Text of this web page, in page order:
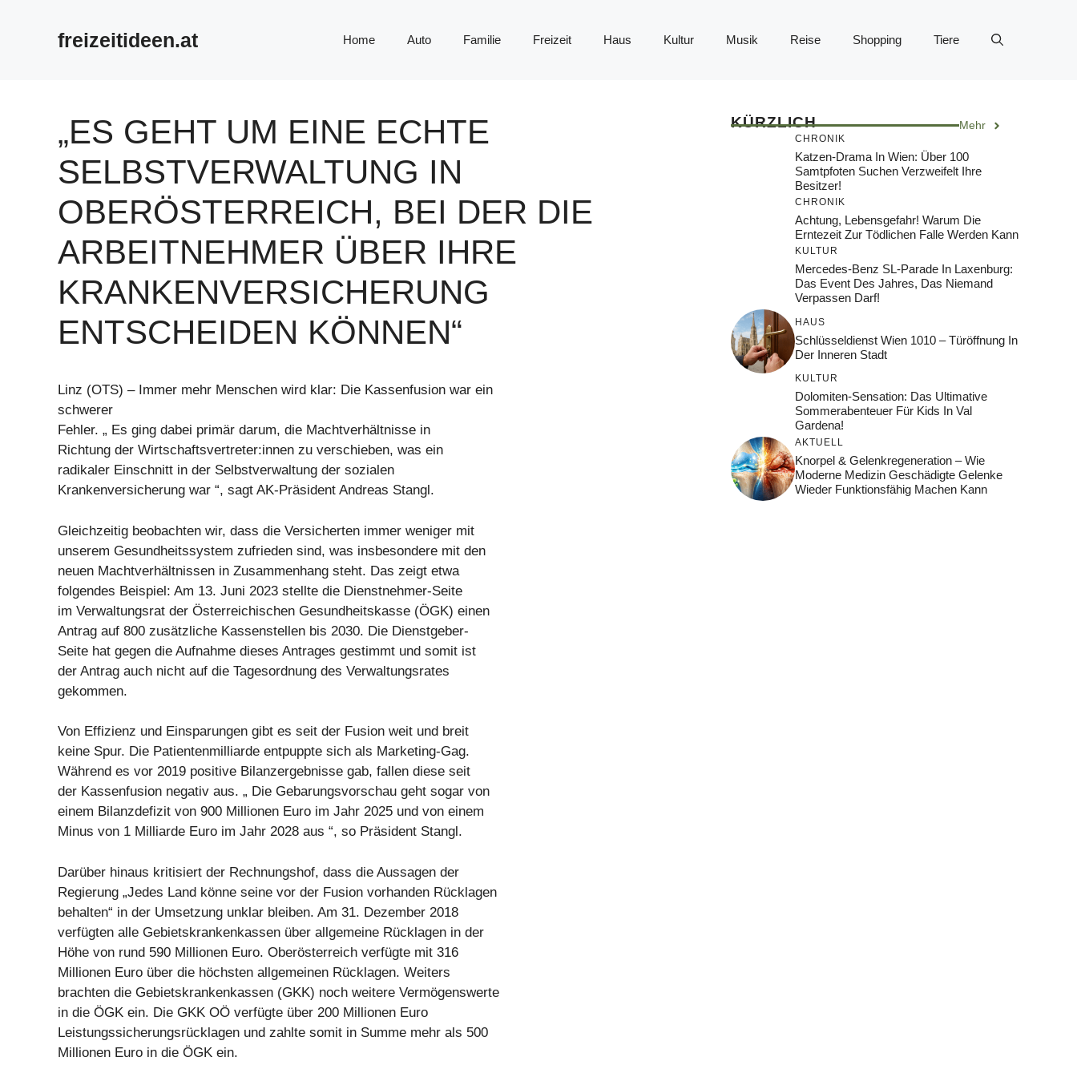
freizeitideen.at Home Auto Familie Freizeit Haus Kultur Musik Reise Shopping Tiere
„ES GEHT UM EINE ECHTE
SELBSTVERWALTUNG IN
OBERÖSTERREICH, BEI DER DIE
ARBEITNEHMER ÜBER IHRE
KRANKENVERSICHERUNG
ENTSCHEIDEN KÖNNEN“
Linz (OTS) – Immer mehr Menschen wird klar: Die Kassenfusion war ein
schwerer
Fehler. „ Es ging dabei primär darum, die Machtverhältnisse in
Richtung der Wirtschaftsvertreter:innen zu verschieben, was ein
radikaler Einschnitt in der Selbstverwaltung der sozialen
Krankenversicherung war “, sagt AK-Präsident Andreas Stangl.
Gleichzeitig beobachten wir, dass die Versicherten immer weniger mit
unserem Gesundheitssystem zufrieden sind, was insbesondere mit den
neuen Machtverhältnissen in Zusammenhang steht. Das zeigt etwa
folgendes Beispiel: Am 13. Juni 2023 stellte die Dienstnehmer-Seite
im Verwaltungsrat der Österreichischen Gesundheitskasse (ÖGK) einen
Antrag auf 800 zusätzliche Kassenstellen bis 2030. Die Dienstgeber-
Seite hat gegen die Aufnahme dieses Antrages gestimmt und somit ist
der Antrag auch nicht auf die Tagesordnung des Verwaltungsrates
gekommen.
Von Effizienz und Einsparungen gibt es seit der Fusion weit und breit
keine Spur. Die Patientenmilliarde entpuppte sich als Marketing-Gag.
Während es vor 2019 positive Bilanzergebnisse gab, fallen diese seit
der Kassenfusion negativ aus. „ Die Gebarungsvorschau geht sogar von
einem Bilanzdefizit von 900 Millionen Euro im Jahr 2025 und von einem
Minus von 1 Milliarde Euro im Jahr 2028 aus “, so Präsident Stangl.
Darüber hinaus kritisiert der Rechnungshof, dass die Aussagen der
Regierung „Jedes Land könne seine vor der Fusion vorhanden Rücklagen
behalten“ in der Umsetzung unklar bleiben. Am 31. Dezember 2018
verfügten alle Gebietskrankenkassen über allgemeine Rücklagen in der
Höhe von rund 590 Millionen Euro. Oberösterreich verfügte mit 316
Millionen Euro über die höchsten allgemeinen Rücklagen. Weiters
brachten die Gebietskrankenkassen (GKK) noch weitere Vermögenswerte
in die ÖGK ein. Die GKK OÖ verfügte über 200 Millionen Euro
Leistungssicherungsrücklagen und zahlte somit in Summe mehr als 500
Millionen Euro in die ÖGK ein.
KÜRZLICH Mehr
CHRONIK
Katzen-Drama In Wien: Über 100
Samtpfoten Suchen Verzweifelt Ihre
Besitzer!
CHRONIK
Achtung, Lebensgefahr! Warum Die
Erntezeit Zur Tödlichen Falle Werden Kann
KULTUR
Mercedes-Benz SL-Parade In Laxenburg:
Das Event Des Jahres, Das Niemand
Verpassen Darf!
HAUS
Schlüsseldienst Wien 1010 – Türöffnung In
Der Inneren Stadt
KULTUR
Dolomiten-Sensation: Das Ultimative
Sommerabenteuer Für Kids In Val
Gardena!
AKTUELL
Knorpel & Gelenkregeneration – Wie
Moderne Medizin Geschädigte Gelenke
Wieder Funktionsfähig Machen Kann